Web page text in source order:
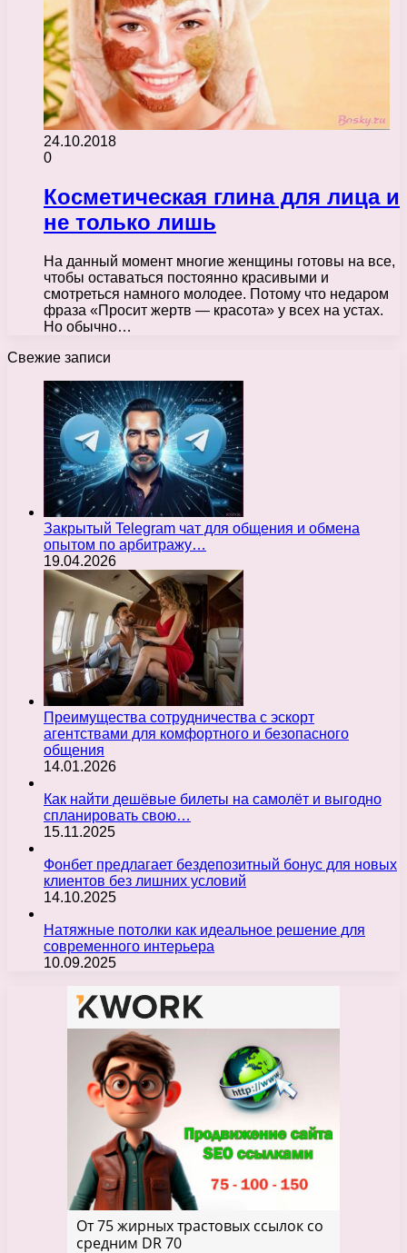
24.10.2018
0
Косметическая глина для лица и
не только лишь
На данный момент многие женщины готовы на все,
чтобы оставаться постоянно красивыми и
смотреться намного молодее. Потому что недаром
фраза «Просит жертв — красота» у всех на устах.
Но обычно…
Свежие записи
Закрытый Telegram чат для общения и обмена
опытом по арбитражу…
19.04.2026
Преимущества сотрудничества с эскорт
агентствами для комфортного и безопасного
общения
14.01.2026
Как найти дешёвые билеты на самолёт и выгодно
спланировать свою…
15.11.2025
Фонбет предлагает бездепозитный бонус для новых
клиентов без лишних условий
14.10.2025
Натяжные потолки как идеальное решение для
современного интерьера
10.09.2025